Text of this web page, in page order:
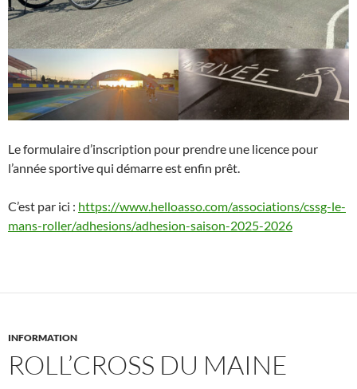
Le formulaire d’inscription pour prendre une licence pour
l’année sportive qui démarre est enfin prêt.
C’est par ici : https://www.helloasso.com/associations/cssg-le-
mans-roller/adhesions/adhesion-saison-2025-2026
INFORMATION
ROLL’CROSS DU MAINE